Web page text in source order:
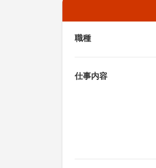
職種
仕事内容